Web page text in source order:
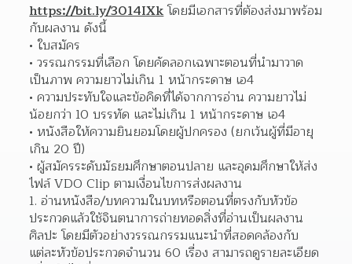
https://bit.ly/3014IXk โดยมีเอกสารที่ต้องส่งมาพร้อม
กับผลงาน ดังนี้
ใบสมัคร
วรรณกรรมที่เลือก โดยคัดลอกเฉพาะตอนที่นำมาวาด
เป็นภาพ ความยาวไม่เกิน 1 หน้ากระดาษ เอ4
ความประทับใจและข้อคิดที่ได้จากการอ่าน ความยาวไม่
น้อยกว่า 10 บรรทัด และไม่เกิน 1 หน้ากระดาษ เอ4
หนังสือให้ความยินยอมโดยผู้ปกครอง (ยกเว้นผู้ที่มีอายุ
เกิน 20 ปี)
ผู้สมัครระดับมัธยมศึกษาตอนปลาย และอุดมศึกษาให้ส่ง
ไฟล์ VDO Clip ตามเงื่อนไขการส่งผลงาน
อ่านหนังสือ/บทความในบทหรือตอนที่ตรงกับหัวข้อ
ประกวดแล้วใช้จินตนาการถ่ายทอดสิ่งที่อ่านเป็นผลงาน
ศิลปะ โดยมีตัวอย่างวรรณกรรมแนะนำที่สอดคล้องกับ
แต่ละหัวข้อประกวดจำนวน 60 เรื่อง สามารถดูรายละเอียด